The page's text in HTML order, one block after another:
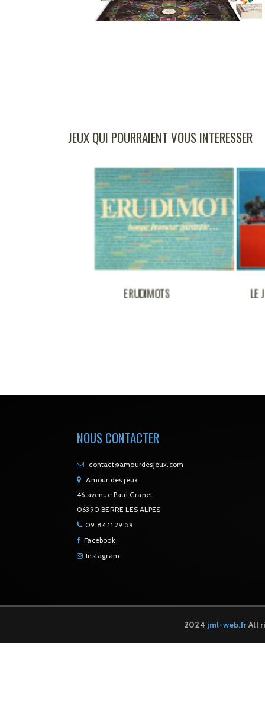
JEUX QUI POURRAIENT VOUS INTERESSER
LE JEU GUINESS DES
NOUS CONTACTER
contact@amourdesjeux.com
Amour des jeux
46 avenue Paul Granet
06390 BERRE LES ALPES
09 84 11 29 59
Facebook
Instagram
2024 jml-web.frAll